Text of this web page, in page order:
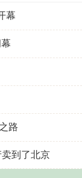
幕
路
到了北京